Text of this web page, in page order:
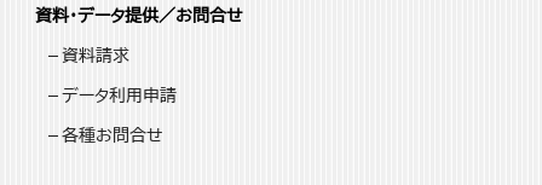
資料・データ提供／お問合せ
資料請求
データ利用申請
各種お問合せ